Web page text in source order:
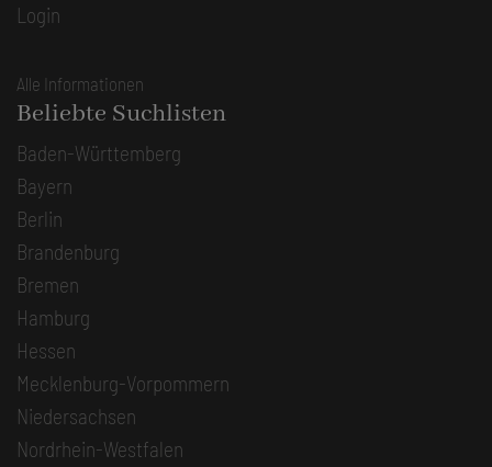
Login
Alle Informationen
Beliebte Suchlisten
Baden-Württemberg
Bayern
Berlin
Brandenburg
Bremen
Hamburg
Hessen
Mecklenburg-Vorpommern
Niedersachsen
Nordrhein-Westfalen